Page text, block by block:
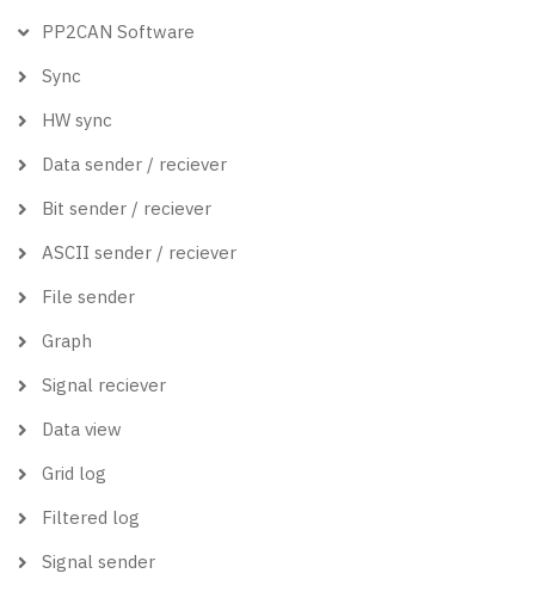
PP2CAN Software
Sync
HW sync
Data sender / reciever
Bit sender / reciever
ASCII sender / reciever
File sender
Graph
Signal reciever
Data view
Grid log
Filtered log
Signal sender